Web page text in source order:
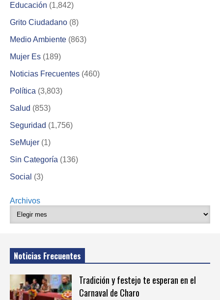
Educación (1,842)
Grito Ciudadano (8)
Medio Ambiente (863)
Mujer Es (189)
Noticias Frecuentes (460)
Política (3,803)
Salud (853)
Seguridad (1,756)
SeMujer (1)
Sin Categoría (136)
Social (3)
Archivos
Noticias Frecuentes
Tradición y festejo te esperan en el
Carnaval de Charo